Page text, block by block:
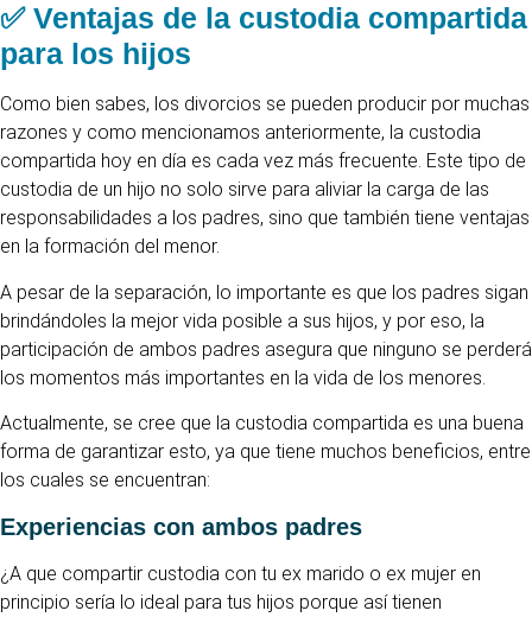
✅ Ventajas de la custodia compartida
para los hijos
Como bien sabes, los divorcios se pueden producir por muchas
razones y como mencionamos anteriormente, la custodia
compartida hoy en día es cada vez más frecuente. Este tipo de
custodia de un hijo no solo sirve para aliviar la carga de las
responsabilidades a los padres, sino que también tiene ventajas
en la formación del menor.
A pesar de la separación, lo importante es que los padres sigan
brindándoles la mejor vida posible a sus hijos, y por eso, la
participación de ambos padres asegura que ninguno se perderá
los momentos más importantes en la vida de los menores.
Actualmente, se cree que la custodia compartida es una buena
forma de garantizar esto, ya que tiene muchos beneficios, entre
los cuales se encuentran:
Experiencias con ambos padres
¿A que compartir custodia con tu ex marido o ex mujer en
principio sería lo ideal para tus hijos porque así tienen